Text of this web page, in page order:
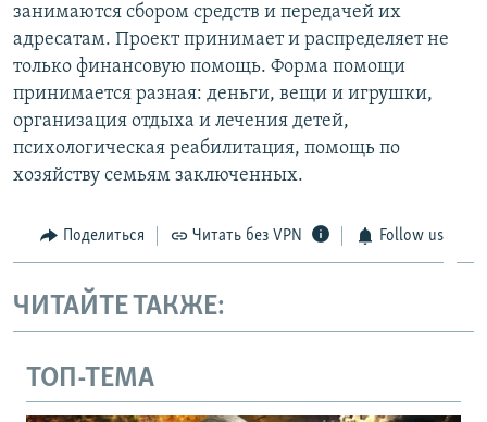
занимаются сбором средств и передачей их
адресатам. Проект принимает и распределяет не
только финансовую помощь. Форма помощи
принимается разная: деньги, вещи и игрушки,
организация отдыха и лечения детей,
психологическая реабилитация, помощь по
хозяйству семьям заключенных.
Поделиться Читать без VPN Follow us
ЧИТАЙТЕ ТАКЖЕ:
ТОП-ТЕМА